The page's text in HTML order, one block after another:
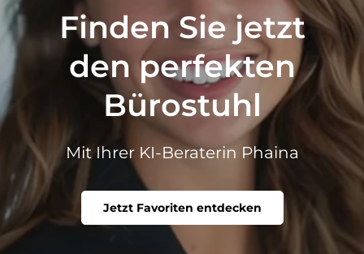
Finden Sie jetzt
den perfekten
Bürostuhl
Mit Ihrer KI-Beraterin Phaina
Jetzt Favoriten entdecken